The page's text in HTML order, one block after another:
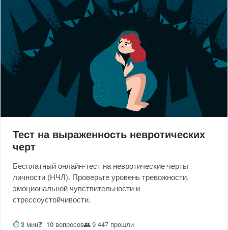
Тест на выраженность невротических
черт
Бесплатный онлайн-тест на невротические черты
личности (НЧЛ). Проверьте уровень тревожности,
эмоциональной чувствительности и
стрессоустойчивости.
⏱3 мин❓ 10 вопросов👥9 447 прошли